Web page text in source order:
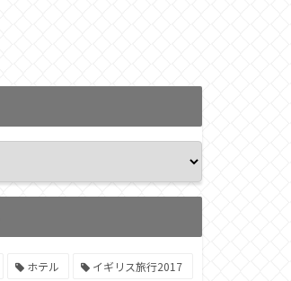
ホテル
イギリス旅行2017